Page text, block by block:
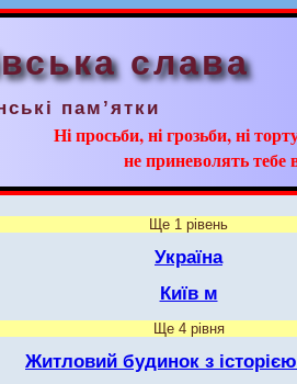
слава
пам’ятки
Ні просьби, ні грозьби, ні
не приневолять тебе
Ще 1 рівень
Україна
Київ м
Ще 4 рівня
Житловий будинок з